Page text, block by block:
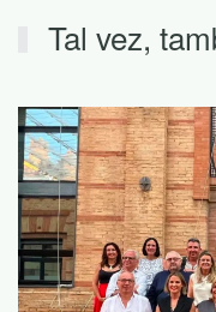
Tal vez,